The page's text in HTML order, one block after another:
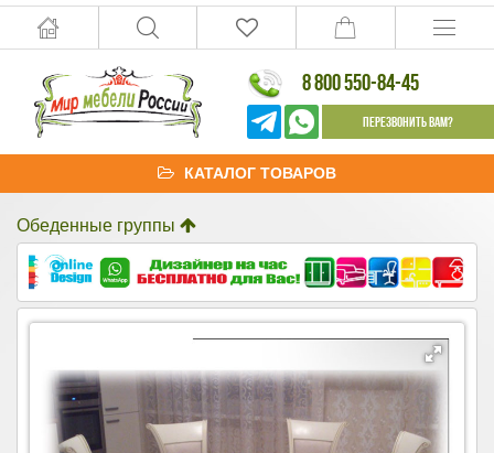
8 800 550-84-45
Перезвонить Вам?
КАТАЛОГ ТОВАРОВ
Обеденные группы